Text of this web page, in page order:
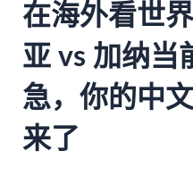
在海外看世
亚 vs 加纳当
急，你的中
来了